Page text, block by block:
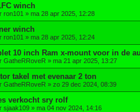
winch
ron101 » ma 28 apr 2025, 12:28
winch
ron101 » ma 28 apr 2025, 12:24
10 inch Ram x-mount voor in de
GatheRRoveR » ma 21 apr 2025, 13:27
takel met evenaar 2 ton
GatheRRoveR » zo 29 dec 2024, 08:39
verkocht sry rolf
sjaak109 » ma 04 nov 2024, 14:16